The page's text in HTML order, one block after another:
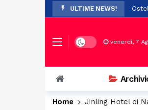
ULTIME NEWS!
Dark mode venerdì, 7
Home Jinling Hotel di